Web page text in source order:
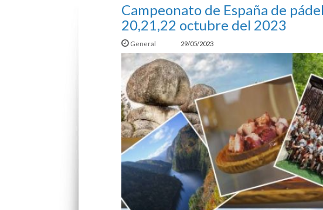
Campeonato de España de
20,21,22 octubre del 2023
General 29/05/2023